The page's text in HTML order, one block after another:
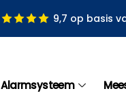
9,7 op basis
Alarmsysteem